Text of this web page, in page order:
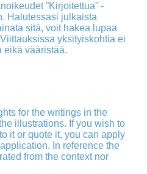
”Kirjoitettua” -
Halutessasi julkaista
sitä, voit hakea lupaa
yksityiskohtia ei
eikä vääristää.
for the writings in the
illustrations. If you wish to
it or quote it, you can apply
In reference the
from the context nor